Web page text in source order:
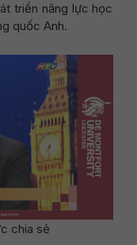
triển năng lực học
quốc Anh.
chia sẻ